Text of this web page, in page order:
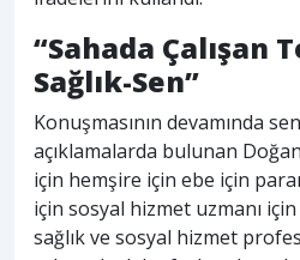
“Sahada Çalışan
Sağlık-Sen”
Konuşmasının devamında
açıklamalarda bulunan
için hemşire için ebe için
için sosyal hizmet uzmanı
sağlık ve sosyal hizmet